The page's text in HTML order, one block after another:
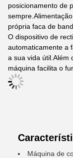
posicionamento de
própria faca de
O dispositivo de
automaticamente a
a sua vida útil.Além
máquina facilita o
Máquina de